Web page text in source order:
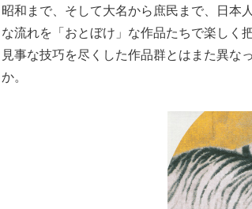
昭和まで、そして大名から庶民まで、日本
な流れを「おとぼけ」な作品たちで楽しく
見事な技巧を尽くした作品群とはまた異な
か。